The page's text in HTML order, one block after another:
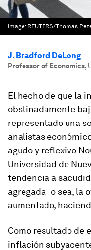
Image: REUTERS/Thomas
J. Bradford DeLong
Professor of Economics,
El hecho de que la
obstinadamente
representado una
analistas
agudo y reflexivo
Universidad de
tendencia a
agregada -o sea, la
aumentado,
Como resultado de
inflación